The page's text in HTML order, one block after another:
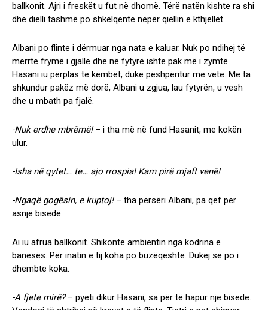
ballkonit. Ajri i freskët u fut në dhomë. Tërë natën kishte ra shi
dhe dielli tashmë po shkëlqente nëpër qiellin e kthjellët.
Albani po flinte i dërmuar nga nata e kaluar. Nuk po ndihej të
merrte frymë i gjallë dhe në fytyrë ishte pak më i zymtë.
Hasani iu përplas te këmbët, duke pëshpëritur me vete. Me ta
shkundur pakëz më dorë, Albani u zgjua, lau fytyrën, u vesh
dhe u mbath pa fjalë.
-Nuk erdhe mbrëmë!– i tha më në fund Hasanit, me kokën
ulur.
-Isha në qytet… te… ajo rrospia! Kam pirë mjaft venë!
-Ngaqë gogësin, e kuptoj!– tha përsëri Albani, pa qef për
asnjë bisedë.
Ai iu afrua ballkonit. Shikonte ambientin nga kodrina e
banesës. Për inatin e tij koha po buzëqeshte. Dukej se po i
dhembte koka.
-A fjete mirë?– pyeti dikur Hasani, sa për të hapur një bisedë.